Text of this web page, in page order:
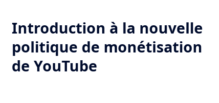
Introduction à la nouvelle
politique de monétisation
de YouTube